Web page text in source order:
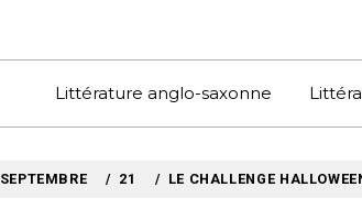
Littérature anglo-saxonne
SEPTEMBRE 21 LE CHALLENGE